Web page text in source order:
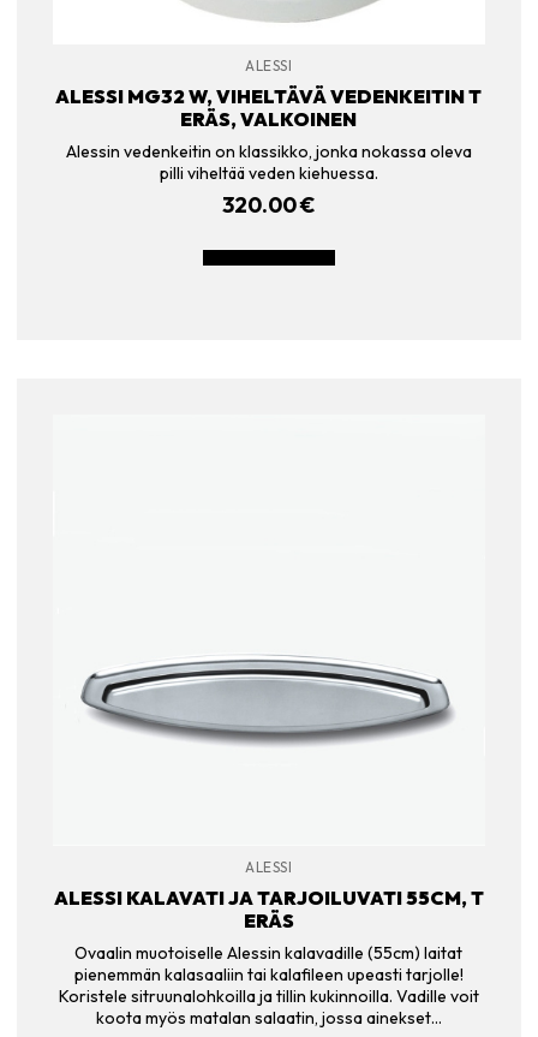
ALESSI
ALESSI MG32 W, VIHELTÄVÄ VEDENKEITIN T
ERÄS, VALKOINEN
Alessin vedenkeitin on klassikko, jonka nokassa oleva
pilli viheltää veden kiehuessa.
320.00€
ALESSI
ALESSI KALAVATI JA TARJOILUVATI 55CM, T
ERÄS
Ovaalin muotoiselle Alessin kalavadille (55cm) laitat
pienemmän kalasaaliin tai kalafileen upeasti tarjolle!
Koristele sitruunalohkoilla ja tillin kukinnoilla. Vadille voit
koota myös matalan salaatin, jossa ainekset…